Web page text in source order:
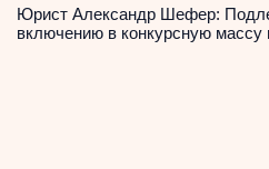
Юрист Александр Шефер:
включению в конкурсную массу